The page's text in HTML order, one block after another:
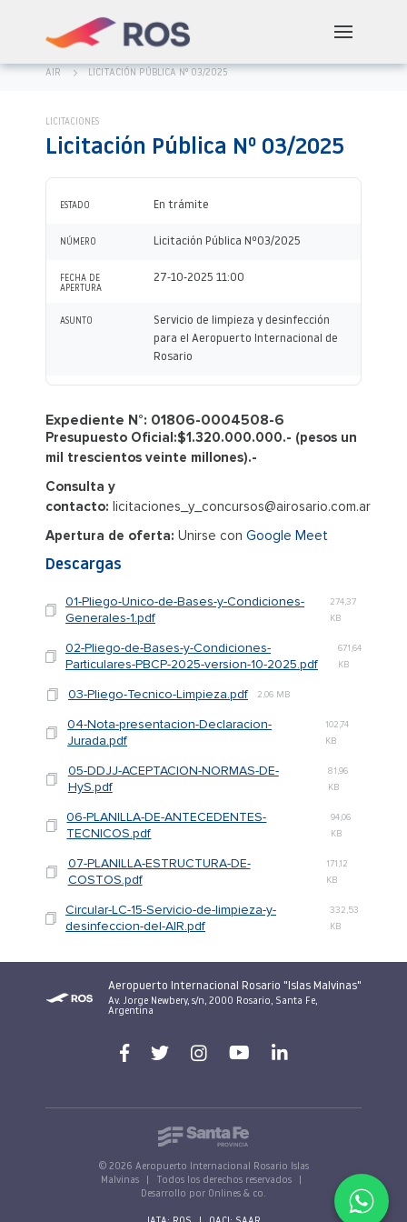
AIR LICITACIÓN PÚBLICA Nº 03/2025
LICITACIONES
Licitación Pública Nº 03/2025
ESTADO En trámite
NÚMERO Licitación Pública Nº03/2025
FECHA DE
APERTURA
27-10-2025 11:00
ASUNTO
Servicio de limpieza y desinfección
para el Aeropuerto Internacional de
Rosario
Expediente N°: 01806-0004508-6
Presupuesto Oficial:$1.320.000.000.- (pesos un
mil trescientos veinte millones).-
Consulta y
contacto: licitaciones_y_concursos@airosario.com.ar
Apertura de oferta: Unirse con Google Meet
Descargas
01-Pliego-Unico-de-Bases-y-Condiciones-
Generales-1.pdf
274,37
KB
02-Pliego-de-Bases-y-Condiciones-
Particulares-PBCP-2025-version-10-2025.pdf
671,64
KB
03-Pliego-Tecnico-Limpieza.pdf 2,06 MB
04-Nota-presentacion-Declaracion-
Jurada.pdf
102,74
KB
05-DDJJ-ACEPTACION-NORMAS-DE-
HyS.pdf
81,96
KB
06-PLANILLA-DE-ANTECEDENTES-
TECNICOS.pdf
94,06
KB
07-PLANILLA-ESTRUCTURA-DE-
COSTOS.pdf
171,12
KB
Circular-LC-15-Servicio-de-limpieza-y-
desinfeccion-del-AIR.pdf
332,53
KB
Aeropuerto Internacional Rosario "Islas Malvinas"
Av. Jorge Newbery, s/n, 2000 Rosario, Santa Fe,
Argentina
© 2026 Aeropuerto Internacional Rosario Islas
Malvinas
Todos los derechos reservados
Desarrollo por Onlines & co.